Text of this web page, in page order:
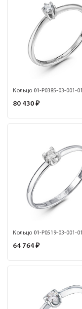
80 430 ₽
64 764 ₽